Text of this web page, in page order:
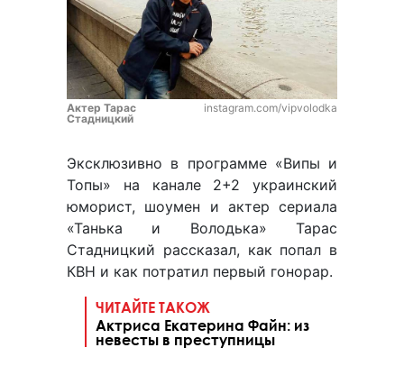
Актер Тарас
Стадницкий
instagram.com/vipvolodka
Эксклюзивно в программе «Випы и
Топы» на канале 2+2 украинский
юморист, шоумен и актер сериала
«Танька и Володька» Тарас
Стадницкий рассказал, как попал в
КВН и как потратил первый гонорар.
ЧИТАЙТЕ ТАКОЖ
Актриса Екатерина Файн: из
невесты в преступницы